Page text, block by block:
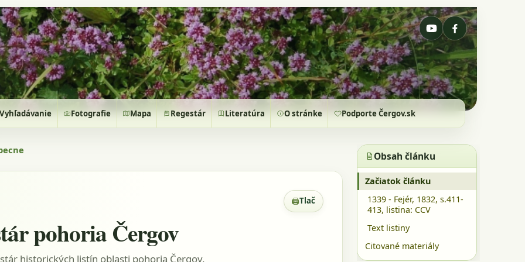
Vyhľadávanie Fotografie Mapa Regestár Literatúra O stránke Podporte Čergov.sk
🖨Tlač
Zobrazenie pre tlač
pohoria Čergov
historických listín oblasti pohoria Čergov.
Obsah článku
Začiatok článku
1339 - Fejér, 1832, s.411-
413, listina: CCV
Text listiny
Citované materiály